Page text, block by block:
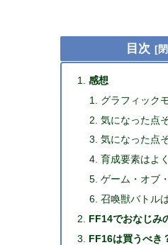
目次
感想
グラフィック
気になった点
気になった点
育成要素はよ
ゲーム・オブ
召喚獣バトル
FF14でおなじみ
FF16は買うべき